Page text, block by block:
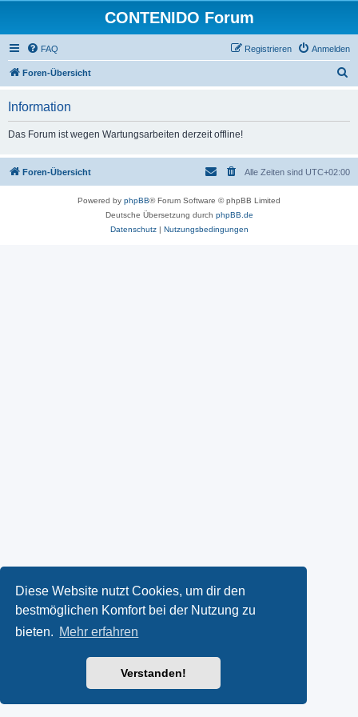
Diese Website nutzt Cookies, um dir den
bestmöglichen Komfort bei der Nutzung zu
bieten. Mehr erfahren
Verstanden!
CONTENIDO Forum
FAQ Anmelden
Registrieren
Foren-Übersicht
Information
Das Forum ist wegen Wartungsarbeiten derzeit offline!
Foren-Übersicht Alle Zeiten sind UTC+02:00
Powered by phpBB® Forum Software © phpBB Limited
Deutsche Übersetzung durch phpBB.de
Datenschutz| Nutzungsbedingungen